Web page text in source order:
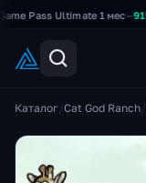
Ultimate 1 мес—915 ₽
Каталог /Cat God Ranch/